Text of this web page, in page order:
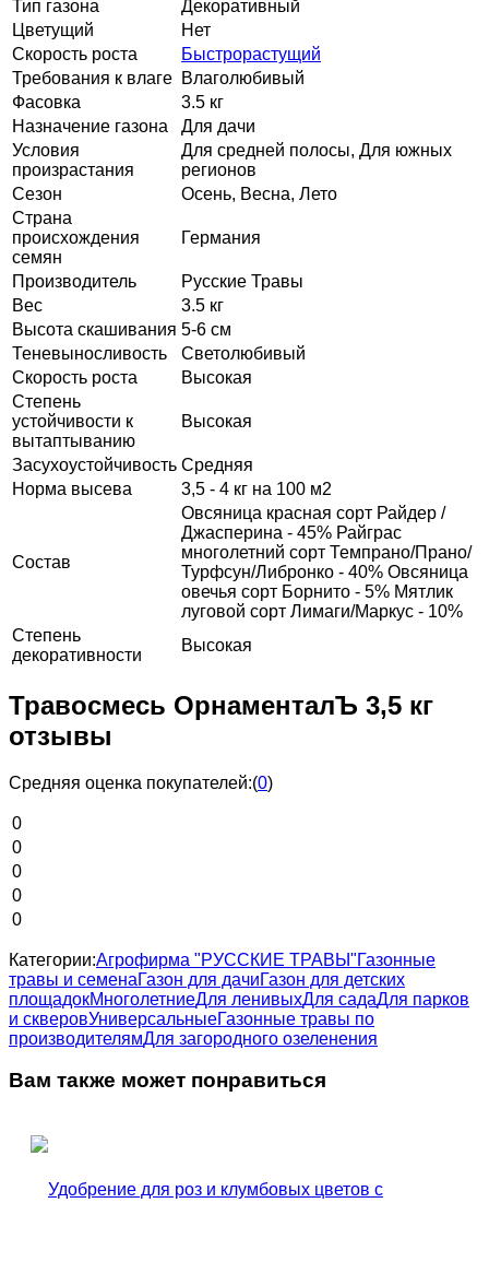
Тип газона
Декоративный
Цветущий
Нет
Скорость роста
Быстрорастущий
Требования к влаге Влаголюбивый
Фасовка
3.5 кг
Назначение газона
Для дачи
Условия
произрастания
Для средней полосы, Для южных
регионов
Сезон
Осень, Весна, Лето
Страна
происхождения
семян
Германия
Производитель
Русские Травы
Вес
3.5 кг
Высота скашивания 5-6 см
Теневыносливость
Светолюбивый
Скорость роста
Высокая
Степень
устойчивости к
вытаптыванию
Высокая
Засухоустойчивость Средняя
Норма высева
3,5 - 4 кг на 100 м2
Состав
Овсяница красная сорт Райдер /
Джасперина - 45% Райграс
многолетний сорт Темпрано/Прано/
Турфсун/Либронко - 40% Овсяница
овечья сорт Борнито - 5% Мятлик
луговой сорт Лимаги/Маркус - 10%
Степень
декоративности
Высокая
Травосмесь ОрнаменталЪ 3,5 кг
отзывы
Средняя оценка покупателей:(0)
0
0
0
0
0
Категории:Агрофирма "РУССКИЕ ТРАВЫ"Газонные
травы и семенаГазон для дачиГазон для детских
площадокМноголетниеДля ленивыхДля садаДля парков
и скверовУниверсальныеГазонные травы по
производителямДля загородного озеленения
Вам также может понравиться